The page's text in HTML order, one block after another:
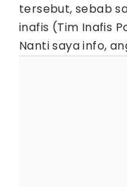
tersebut, sebab
inafis (Tim Inafis
Nanti saya info,